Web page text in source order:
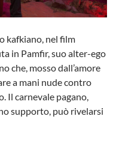
kafkiano, nel film
in Pamfir, suo alter-ego
che, mosso dall’amore
a mani nude contro
Il carnevale pagano,
supporto, può rivelarsi